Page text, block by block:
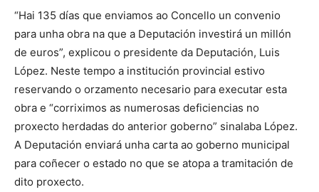
“Hai 135 días que enviamos ao Concello un convenio
para unha obra na que a Deputación investirá un millón
de euros”, explicou o presidente da Deputación, Luis
López. Neste tempo a institución provincial estivo
reservando o orzamento necesario para executar esta
obra e “corriximos as numerosas deficiencias no
proxecto herdadas do anterior goberno” sinalaba López.
A Deputación enviará unha carta ao goberno municipal
para coñecer o estado no que se atopa a tramitación de
dito proxecto.